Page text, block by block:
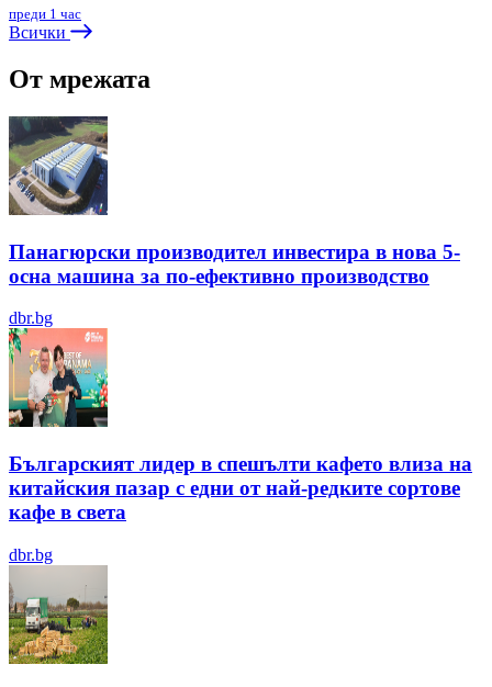
преди 1 час
Всички
От мрежата
Панагюрски производител инвестира в нова 5-
осна машина за по-ефективно производство
dbr.bg
Българският лидер в спешълти кафето влиза на
китайския пазар с едни от най-редките сортове
кафе в света
dbr.bg